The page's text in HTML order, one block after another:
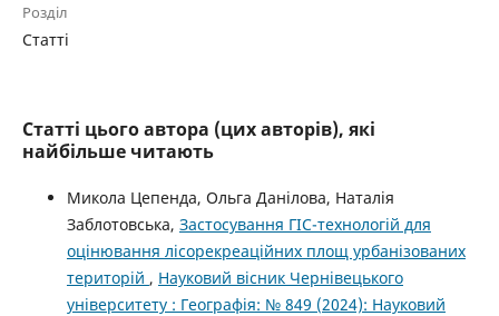
Розділ
Статті
Статті цього автора (цих авторів), які
найбільше читають
Микола Цепенда, Ольга Данілова, Наталія
Заблотовська, Застосування ГІС-технологій для
оцінювання лісорекреаційних площ урбанізованих
територій , Науковий вісник Чернівецького
університету : Географія: № 849 (2024): Науковий